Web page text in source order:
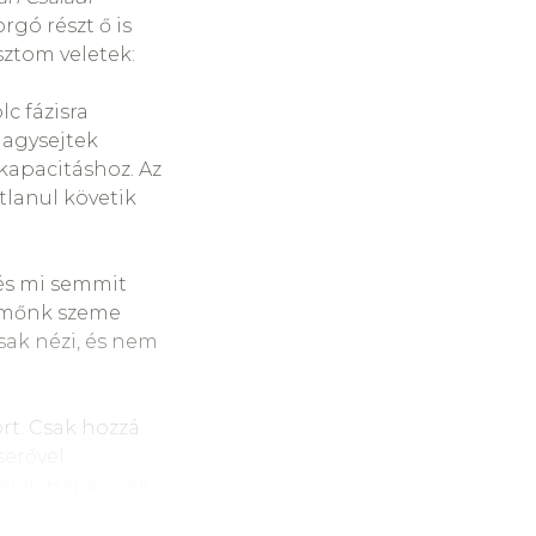
jót” állítja
van. A
és
önmagává
és a
vetett
felé
az életben.
szól,
részt ő is
veletek:
fázisra
Az
követik
mi semmit
szeme
nézi, és nem
Csak hozzá
Hajrá, csak